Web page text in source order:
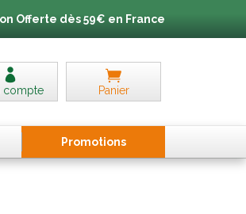
Offerte dès 59€ en France
compte Panier
Promotions